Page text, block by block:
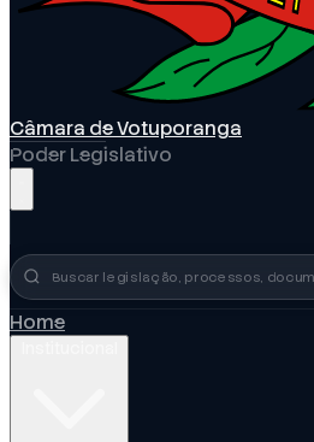
Câmara de Votuporanga
Poder Legislativo
Busca no portal
Home